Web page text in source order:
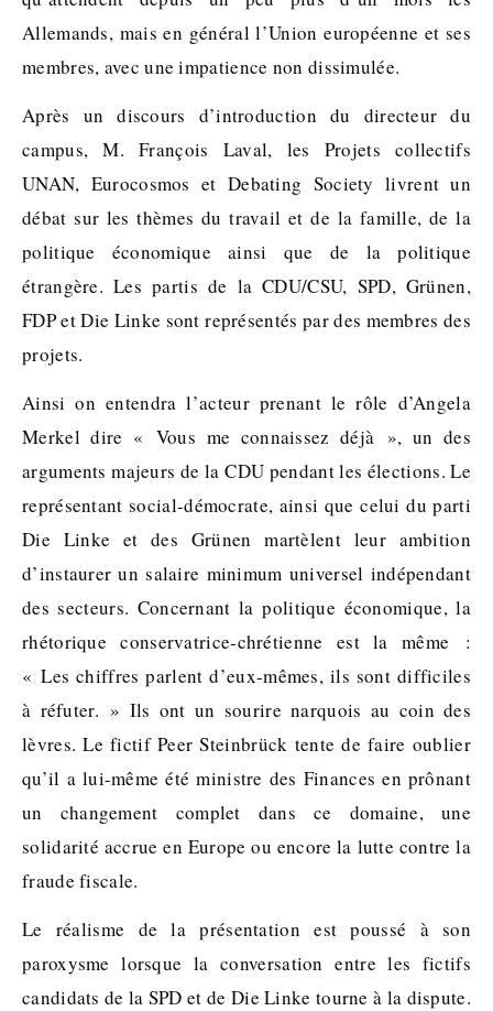
Allemands, mais en général l’Union européenne et ses
membres, avec une impatience non dissimulée.
Après un discours d’introduction du directeur du
campus, M. François Laval, les Projets collectifs
UNAN, Eurocosmos et Debating Society livrent un
débat sur les thèmes du travail et de la famille, de la
politique économique ainsi que de la politique
étrangère. Les partis de la CDU/CSU, SPD, Grünen,
FDP et Die Linke sont représentés par des membres des
projets.
Ainsi on entendra l’acteur prenant le rôle d’Angela
Merkel dire « Vous me connaissez déjà », un des
arguments majeurs de la CDU pendant les élections. Le
représentant social-démocrate, ainsi que celui du parti
Die Linke et des Grünen martèlent leur ambition
d’instaurer un salaire minimum universel indépendant
des secteurs. Concernant la politique économique, la
rhétorique conservatrice-chrétienne est la même :
« Les chiffres parlent d’eux-mêmes, ils sont difficiles
à réfuter. » Ils ont un sourire narquois au coin des
lèvres. Le fictif Peer Steinbrück tente de faire oublier
qu’il a lui-même été ministre des Finances en prônant
un changement complet dans ce domaine, une
solidarité accrue en Europe ou encore la lutte contre la
fraude fiscale.
Le réalisme de la présentation est poussé à son
paroxysme lorsque la conversation entre les fictifs
candidats de la SPD et de Die Linke tourne à la dispute.